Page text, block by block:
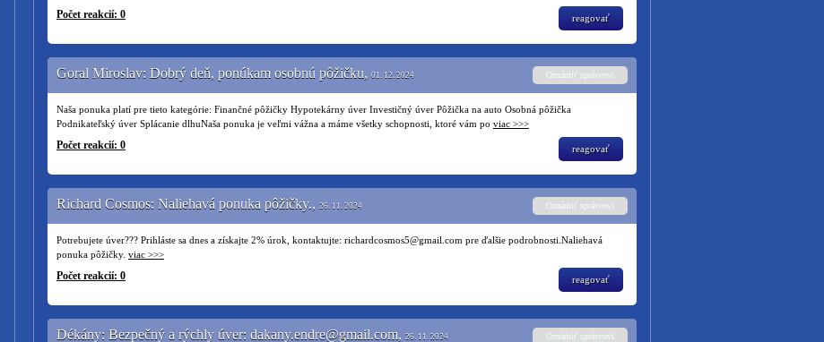
Počet reakcií: 0 reagovať
Goral Miroslav: Dobrý deň, ponúkam osobnú pôžičku, 01. 12. 2024 Oznámiť správcovi
Naša ponuka platí pre tieto kategórie: Finančné pôžičky Hypotekárny úver Investičný úver Pôžička na auto Osobná pôžička
Podnikateľský úver Splácanie dlhuNaša ponuka je veľmi vážna a máme všetky schopnosti, ktoré vám po viac >>>
Počet reakcií: 0 reagovať
Richard Cosmos: Naliehavá ponuka pôžičky., 26. 11. 2024 Oznámiť správcovi
Potrebujete úver??? Prihláste sa dnes a získajte 2% úrok, kontaktujte: richardcosmos5@gmail.com pre ďalšie podrobnosti.Naliehavá
ponuka pôžičky. viac >>>
Počet reakcií: 0 reagovať
Dékány: Bezpečný a rýchly úver: dakany.endre@gmail.com, 26. 11. 2024 Oznámiť správcovi